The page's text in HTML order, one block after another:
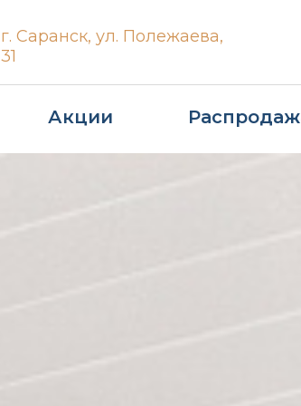
г. Саранск, ул. Полежаева,
31
Акции